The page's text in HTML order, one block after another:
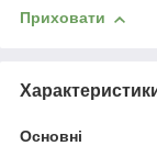
Приховати
Основні